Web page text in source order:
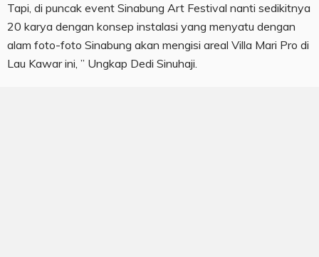
Tapi, di puncak event Sinabung Art Festival nanti sedikitnya
20 karya dengan konsep instalasi yang menyatu dengan
alam foto-foto Sinabung akan mengisi areal Villa Mari Pro di
Lau Kawar ini, ” Ungkap Dedi Sinuhaji.